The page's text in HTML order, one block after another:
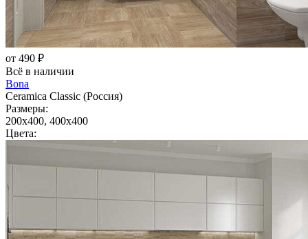
от 490 ₽
Всё в наличии
Bona
Ceramica Classic (Россия)
Размеры:
200x400, 400x400
Цвета: